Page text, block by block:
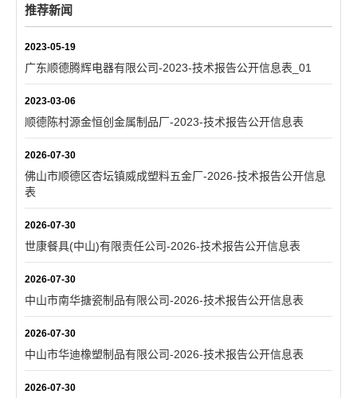
推荐新闻
2023-05-19
广东顺德腾辉电器有限公司-2023-技术报告公开信息表_01
2023-03-06
顺德陈村源金恒创金属制品厂-2023-技术报告公开信息表
2026-07-30
佛山市顺德区杏坛镇威成塑料五金厂-2026-技术报告公开信息
表
2026-07-30
世康餐具(中山)有限责任公司-2026-技术报告公开信息表
2026-07-30
中山市南华搪瓷制品有限公司-2026-技术报告公开信息表
2026-07-30
中山市华迪橡塑制品有限公司-2026-技术报告公开信息表
2026-07-30